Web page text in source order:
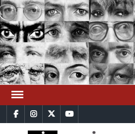
Saltar
al
contenido
facebookinstagram
x youtube